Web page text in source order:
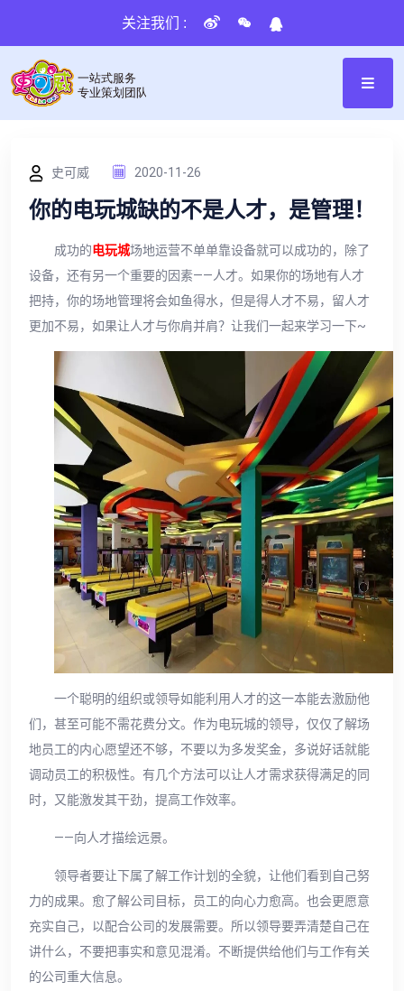
关注我们 :
史可威 2020-11-26
你的电玩城缺的不是人才，是管理！
成功的电玩城场地运营不单单靠设备就可以成功的，除了
设备，还有另一个重要的因素——人才。如果你的场地有人才
把持，你的场地管理将会如鱼得水，但是得人才不易，留人才
更加不易，如果让人才与你肩并肩？让我们一起来学习一下~
一个聪明的组织或领导如能利用人才的这一本能去激励他
们，甚至可能不需花费分文。作为电玩城的领导，仅仅了解场
地员工的内心愿望还不够，不要以为多发奖金，多说好话就能
调动员工的积极性。有几个方法可以让人才需求获得满足的同
时，又能激发其干劲，提高工作效率。
——向人才描绘远景。
领导者要让下属了解工作计划的全貌，让他们看到自己努
力的成果。愈了解公司目标，员工的向心力愈高。也会更愿意
充实自己，以配合公司的发展需要。所以领导要弄清楚自己在
讲什么，不要把事实和意见混淆。不断提供给他们与工作有关
的公司重大信息。